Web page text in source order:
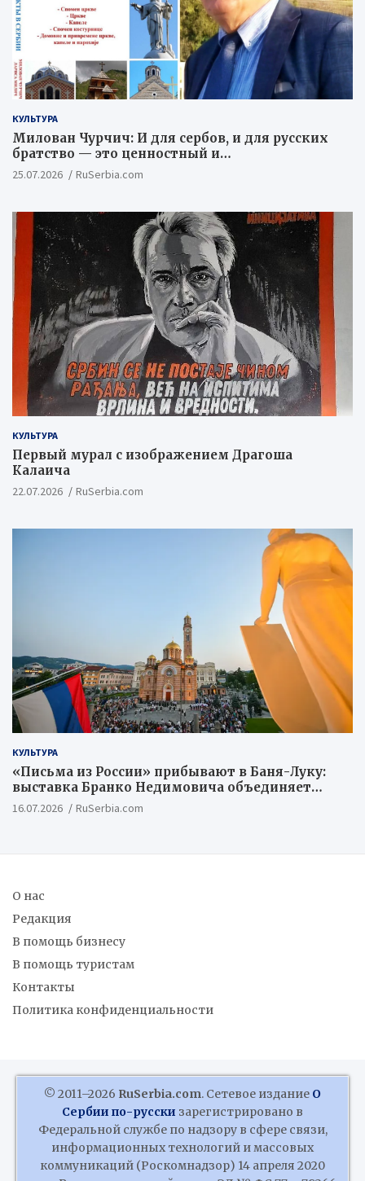
КУЛЬТУРА
Милован Чурчич: И для сербов, и для русских
братство — это ценностный и
цивилизационный концепт
25.07.2026 RuSerbia.com
КУЛЬТУРА
Первый мурал с изображением Драгоша
Калаича
22.07.2026 RuSerbia.com
КУЛЬТУРА
«Письма из России» прибывают в Баня-Луку:
выставка Бранко Недимовича объединяет
шестерых художников из Российской
Федерации
16.07.2026 RuSerbia.com
О нас
Редакция
В помощь бизнесу
В помощь туристам
Контакты
Политика конфиденциальности
© 2011–2026 RuSerbia.com. Сетевое издание О
Сербии по-русски зарегистрировано в
Федеральной службе по надзору в сфере связи,
информационных технологий и массовых
коммуникаций (Роскомнадзор) 14 апреля 2020